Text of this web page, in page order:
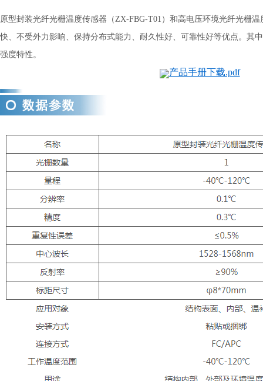
原型封装光纤光栅温度传感器（ZX-FBG-T01）和高电压环境光纤光栅
快、不受外力影响、保持分布式能力、耐久性好、可靠性好等优点。其
强度特性。
产品手册下载.pdf